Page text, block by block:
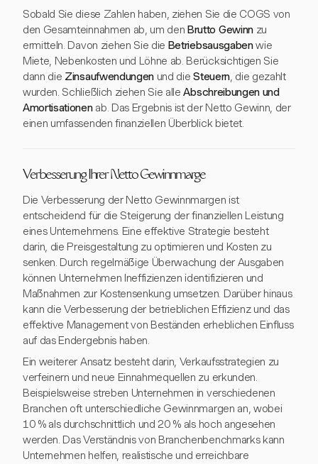
Sobald Sie diese Zahlen haben, ziehen Sie die COGS von
den Gesamteinnahmen ab, um denBrutto Gewinnzu
ermitteln. Davon ziehen Sie die Betriebsausgabenwie
Miete, Nebenkosten und Löhne ab. Berücksichtigen Sie
dann die Zinsaufwendungen und dieSteuern, die gezahlt
wurden. Schließlich ziehen Sie alleAbschreibungen und
Amortisationenab. Das Ergebnis ist der Netto Gewinn, der
einen umfassenden finanziellen Überblick bietet.
Verbesserung Ihrer Netto Gewinnmarge
Die Verbesserung der Netto Gewinnmargen ist
entscheidend für die Steigerung der finanziellen Leistung
eines Unternehmens. Eine effektive Strategie besteht
darin, die Preisgestaltung zu optimieren und Kosten zu
senken. Durch regelmäßige Überwachung der Ausgaben
können Unternehmen Ineffizienzen identifizieren und
Maßnahmen zur Kostensenkung umsetzen. Darüber hinaus
kann die Verbesserung der betrieblichen Effizienz und das
effektive Management von Beständen erheblichen Einfluss
auf das Endergebnis haben.
Ein weiterer Ansatz besteht darin, Verkaufsstrategien zu
verfeinern und neue Einnahmequellen zu erkunden.
Beispielsweise streben Unternehmen in verschiedenen
Branchen oft unterschiedliche Gewinnmargen an, wobei
10 % als durchschnittlich und 20 % als hoch angesehen
werden. Das Verständnis von Branchenbenchmarks kann
Unternehmen helfen, realistische und erreichbare